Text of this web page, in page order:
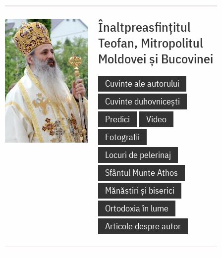
Înaltpreasfințitul
Teofan, Mitropolitul
Moldovei și Bucovinei
Cuvinte ale autorului
Cuvinte duhovnicești
Predici
Video
Fotografii
Locuri de pelerinaj
Sfântul Munte Athos
Mănăstiri și biserici
Ortodoxia în lume
Articole despre autor